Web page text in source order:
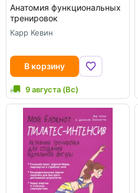
Анатомия функциональных
тренировок
Карр Кевин
В корзину
9 августа (Вс)